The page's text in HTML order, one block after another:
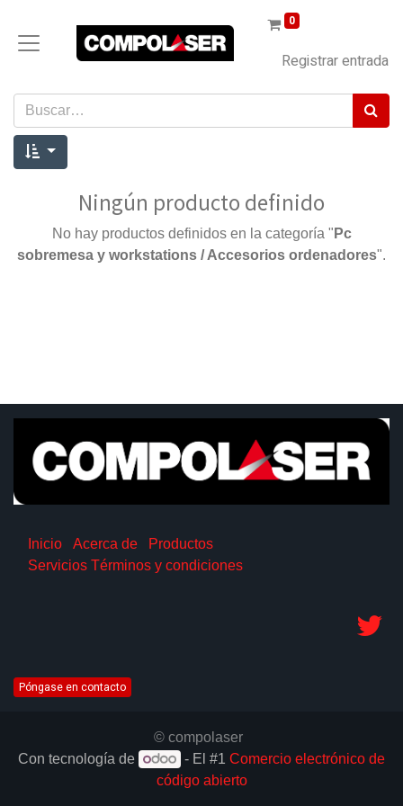
0
Registrar entrada
Ningún producto definido
No hay productos definidos en la categoría " Pc
sobremesa y workstations / Accesorios ordenadores".
Inicio Acerca de
Productos
Servicios Términos y condiciones
Póngase en contacto
© compolaser
Con tecnología de
- El #1 Comercio electrónico de
código abierto